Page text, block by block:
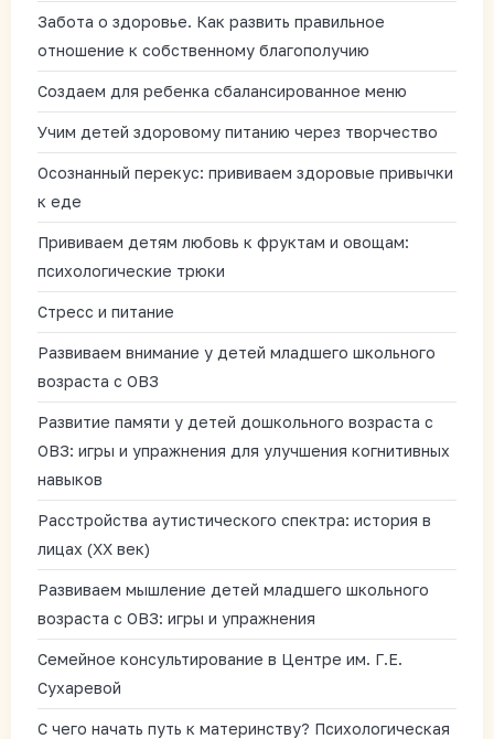
Забота о здоровье. Как развить правильное
отношение к собственному благополучию
Создаем для ребенка сбалансированное меню
Учим детей здоровому питанию через творчество
Осознанный перекус: прививаем здоровые привычки
к еде
Прививаем детям любовь к фруктам и овощам:
психологические трюки
Стресс и питание
Развиваем внимание у детей младшего школьного
возраста с ОВЗ
Развитие памяти у детей дошкольного возраста с
ОВЗ: игры и упражнения для улучшения когнитивных
навыков
Расстройства аутистического спектра: история в
лицах (XX век)
Развиваем мышление детей младшего школьного
возраста с ОВЗ: игры и упражнения
Семейное консультирование в Центре им. Г.Е.
Сухаревой
С чего начать путь к материнству? Психологическая